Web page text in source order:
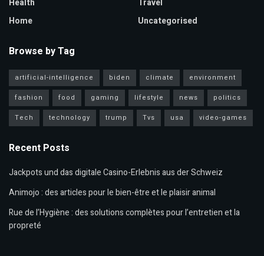
Health
Home
Travel
Uncategorised
Browse by Tag
artificial-intelligence biden climate
environment
fashion
food gaming lifestyle news
politics
Tech
technology trump Tvs usa video-games
Recent Posts
Jackpots und das digitale Casino-Erlebnis aus der Schweiz
Animojo : des articles pour le bien-être et le plaisir animal
Rue de l’Hygiène : des solutions complètes pour l’entretien et la
propreté